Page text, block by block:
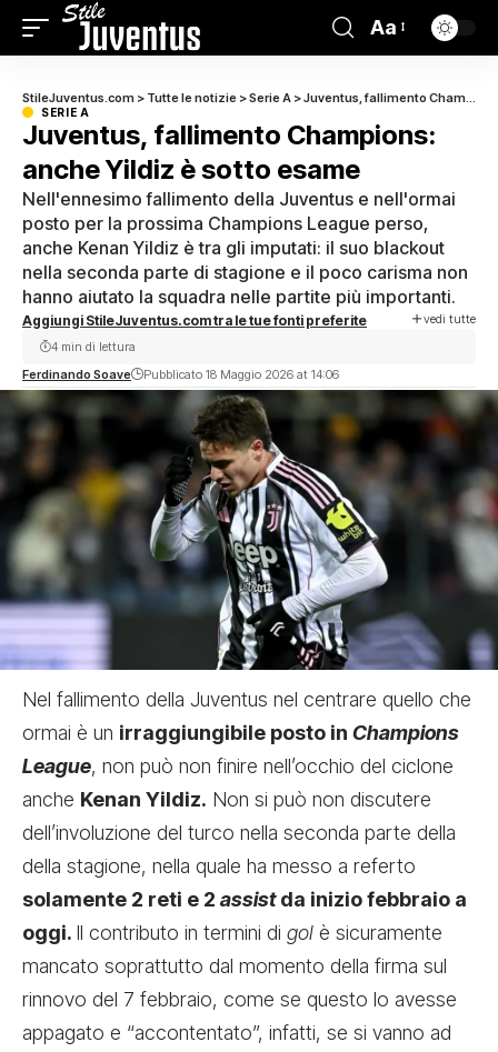
Aa
StileJuventus.com > Tutte le notizie >Serie A >Juventus, fallimento Champions: anche Yildiz è sotto esame
SERIE A
Juventus, fallimento Champions:
anche Yildiz è sotto esame
Nell'ennesimo fallimento della Juventus e nell'ormai
posto per la prossima Champions League perso,
anche Kenan Yildiz è tra gli imputati: il suo blackout
nella seconda parte di stagione e il poco carisma non
hanno aiutato la squadra nelle partite più importanti.
Aggiungi StileJuventus.com tra le tue fonti preferite vedi tutte
Ferdinando Soave Pubblicato 18 Maggio 2026 at 14:06
4 min di lettura
Nel fallimento della Juventus nel centrare quello che
ormai è un irraggiungibile posto in Champions
League, non può non finire nell’occhio del ciclone
anche Kenan Yildiz. Non si può non discutere
dell’involuzione del turco nella seconda parte della
della stagione, nella quale ha messo a referto
solamente 2 reti e 2 assistda inizio febbraio a
oggi. Il contributo in termini di gol è sicuramente
mancato soprattutto dal momento della firma sul
rinnovo del 7 febbraio, come se questo lo avesse
appagato e “accontentato”, infatti, se si vanno ad